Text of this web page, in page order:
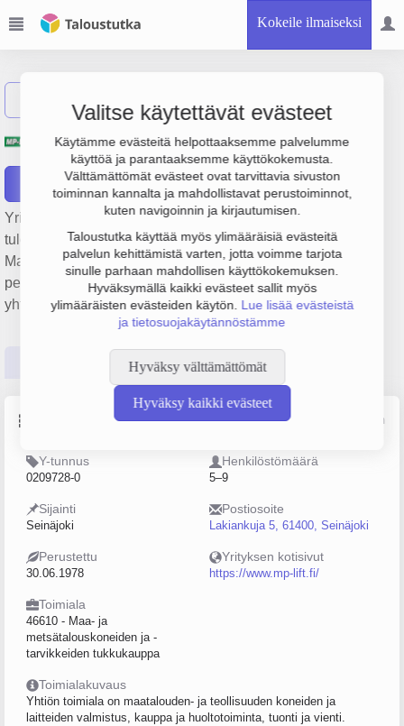
Kokeile ilmaiseksi
Valitse käytettävät evästeet
Käytämme evästeitä helpottaaksemme palvelumme
käyttöä ja parantaaksemme käyttökokemusta.
Välttämättömät evästeet ovat tarvittavia sivuston
toiminnan kannalta ja mahdollistavat perustoiminnot,
kuten navigoinnin ja kirjautumisen.
Taloustutka käyttää myös ylimääräisiä evästeitä
palvelun kehittämistä varten, jotta voimme tarjota
sinulle parhaan mahdollisen käyttökokemuksen.
Hyväksymällä kaikki evästeet sallit myös
ylimääräisten evästeiden käytön. Lue lisää evästeistä
ja tietosuojakäytännöstämme
Hyväksy välttämättömät
Hyväksy kaikki evästeet
Ylistaron Koneliike Oy
Raportit
Yrityksen Ylistaron Koneliike Oy liikevaihto on 1.2 milj. €,
tulos -71 000 € ja henkilöstömäärä 6. Sen päätoimiala on
Maa- ja metsätalouskoneiden ja -tarvikkeiden tukkukauppa,
perustamisvuosi 1978 ja sijainti Seinäjoki. Yrityksen
yhtiömuoto Osakeyhtiö (OY).
Tilinpäätösluvut Päättäjätiedot
Lähde: YTJ, PRH, Traficom
Y-tunnus
0209728-0
Henkilöstömäärä
5–9
Sijainti
Seinäjoki
Postiosoite
Lakiankuja 5, 61400, Seinäjoki
Perustettu
30.06.1978
Yrityksen kotisivut
https://www.mp-lift.fi/
Toimiala
46610 - Maa- ja
metsätalouskoneiden ja -
tarvikkeiden tukkukauppa
Toimialakuvaus
Yhtiön toimiala on maatalouden- ja teollisuuden koneiden ja
laitteiden valmistus, kauppa ja huoltotoiminta, tuonti ja vienti.